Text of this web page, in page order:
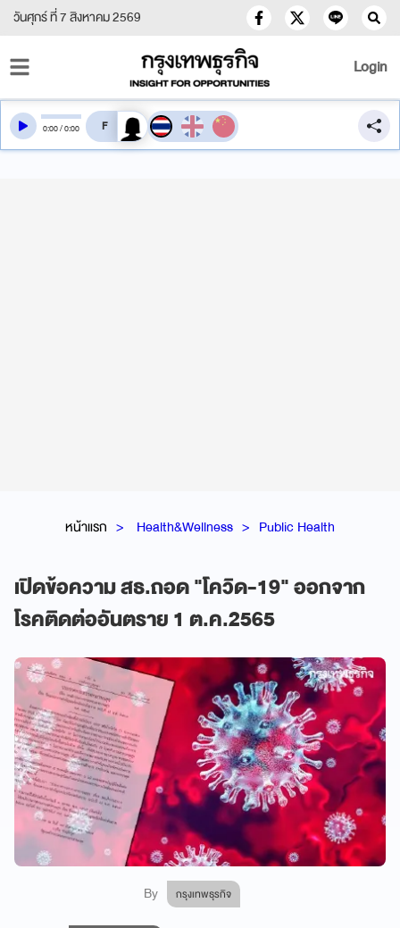
วันศุกร์ ที่ 7 สิงหาคม 2569
Login
หน้าแรก Health&Wellness Public Health
เปิดข้อความ สธ.ถอด "โควิด-19" ออกจาก
โรคติดต่ออันตราย 1 ต.ค.2565
By กรุงเทพธุรกิจ
0:00/0:00 สลับเสียงอ่าน